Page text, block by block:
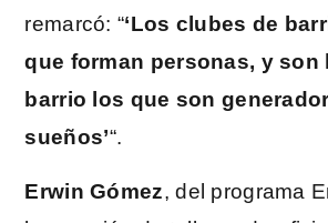
remarcó: “‘Los clubes de
que forman personas, y son
barrio los que son
sueños’“.
Erwin Gómez, del programa